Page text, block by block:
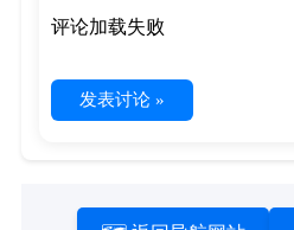
评论加载失败
发表讨论 »